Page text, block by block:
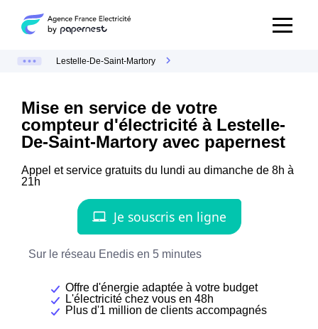
Lestelle-De-Saint-Martory